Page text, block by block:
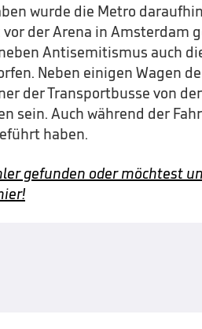
wurde die Metro
der Arena in Amsterdam
Antisemitismus auch
Neben einigen Wagen
der Transportbusse von
sein. Auch während der
haben.
gefunden oder möchtest